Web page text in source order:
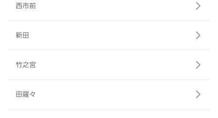
西市前
新田
竹之宮
田羅々